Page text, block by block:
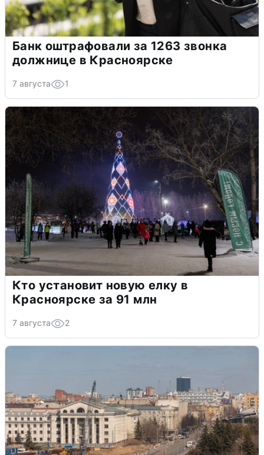
Банк оштрафовали за 1263 звонка
должнице в Красноярске
7 августа 1
Кто установит новую елку в
Красноярске за 91 млн
7 августа 2